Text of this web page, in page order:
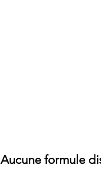
Aucune formule